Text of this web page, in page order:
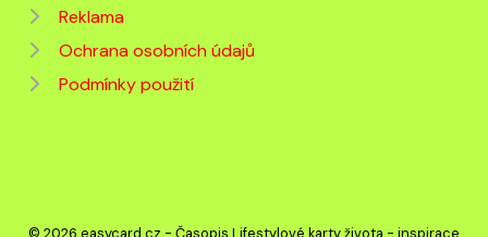
Reklama
Ochrana osobních údajů
Podmínky použití
© 2026 easycard.cz - Časopis Lifestylové karty života - inspirace